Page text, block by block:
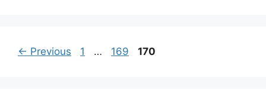
← Previous Page
1 … Page
169 Page
170